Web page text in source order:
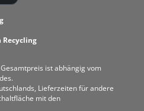
Recycling
ist abhängig vom
Lieferzeiten für andere
mit den